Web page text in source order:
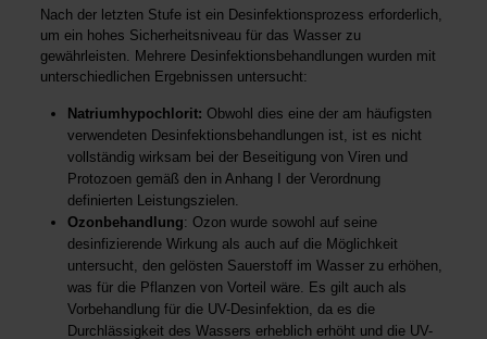
Nach der letzten Stufe ist ein Desinfektionsprozess erforderlich,
um ein hohes Sicherheitsniveau für das Wasser zu
gewährleisten. Mehrere Desinfektionsbehandlungen wurden mit
unterschiedlichen Ergebnissen untersucht:
Natriumhypochlorit: Obwohl dies eine der am häufigsten
verwendeten Desinfektionsbehandlungen ist, ist es nicht
vollständig wirksam bei der Beseitigung von Viren und
Protozoen gemäß den in Anhang I der Verordnung
definierten Leistungszielen.
Ozonbehandlung: Ozon wurde sowohl auf seine
desinfizierende Wirkung als auch auf die Möglichkeit
untersucht, den gelösten Sauerstoff im Wasser zu erhöhen,
was für die Pflanzen von Vorteil wäre. Es gilt auch als
Vorbehandlung für die UV-Desinfektion, da es die
Durchlässigkeit des Wassers erheblich erhöht und die UV-